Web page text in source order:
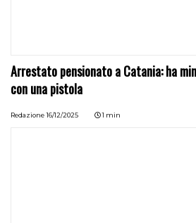
Arrestato pensionato a Catania: ha
con una pistola
Redazione 16/12/2025 1 min